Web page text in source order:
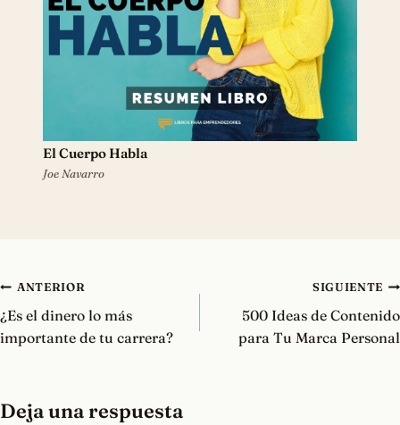
El Cuerpo Habla
Joe Navarro
Navegación
de
entradas
ANTERIOR
¿Es el dinero lo más
importante de tu carrera?
SIGUIENTE
500 Ideas de Contenido
para Tu Marca Personal
Deja una respuesta